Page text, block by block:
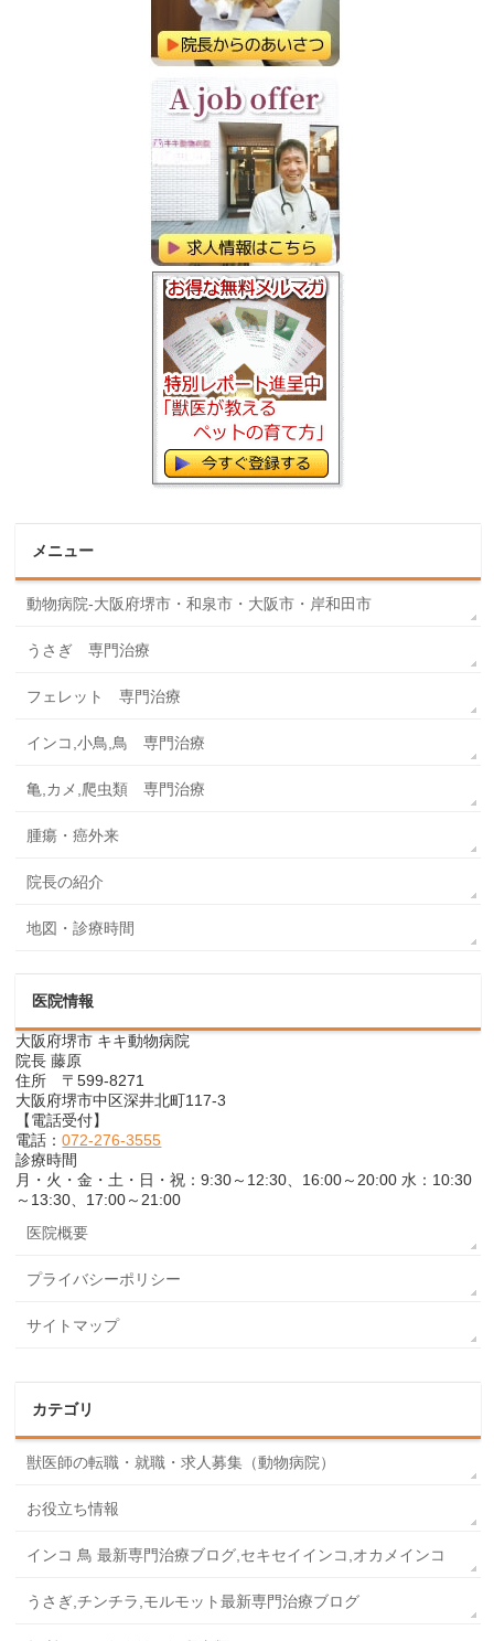
メニュー
動物病院-大阪府堺市・和泉市・大阪市・岸和田市
うさぎ 専門治療
フェレット 専門治療
インコ,小鳥,鳥 専門治療
亀,カメ,爬虫類 専門治療
腫瘍・癌外来
院長の紹介
地図・診療時間
医院情報
大阪府堺市 キキ動物病院
院長 藤原
住所 〒599-8271
大阪府堺市中区深井北町117-3
【電話受付】
電話：072-276-3555
診療時間
月・火・金・土・日・祝：9:30～12:30、16:00～20:00 水：10:30
～13:30、17:00～21:00
医院概要
プライバシーポリシー
サイトマップ
カテゴリ
獣医師の転職・就職・求人募集（動物病院）
お役立ち情報
インコ 鳥 最新専門治療ブログ,セキセイインコ,オカメインコ
うさぎ,チンチラ,モルモット最新専門治療ブログ